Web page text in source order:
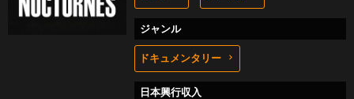
ジャンル
ドキュメンタリー
日本興行収入